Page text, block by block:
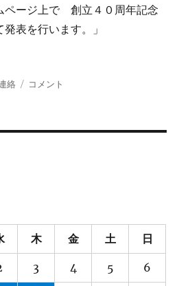
会
に
ページ上で 創立４０周年記念
表を行います。」
絡
岐
周
年
記
念
コメント
木 金 土 日
3 4 5 6